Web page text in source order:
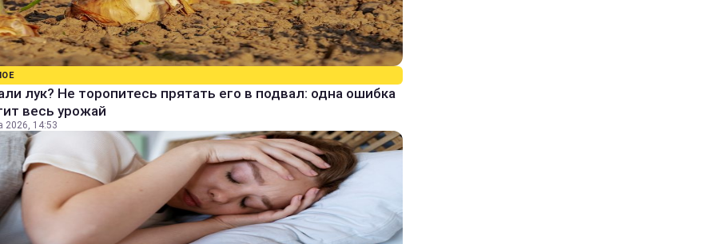
лук? Не торопитесь прятать его в подвал: одна ошибка
весь урожай
2026, 14:53